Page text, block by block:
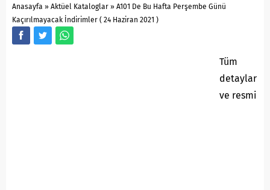
Anasayfa » Aktüel Kataloglar » A101 De Bu Hafta Perşembe Günü
Kaçırılmayacak İndirimler ( 24 Haziran 2021 )
Tüm
detaylar
ve resmi